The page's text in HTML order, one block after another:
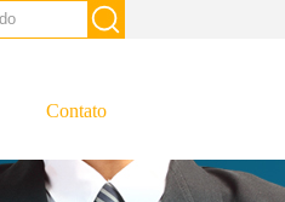
Contato